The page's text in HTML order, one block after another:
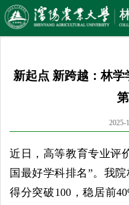
新起点 新跨越：林
2025-
近日，高等教育专业评
国最好学科排名”。我
得分突破100，稳居前